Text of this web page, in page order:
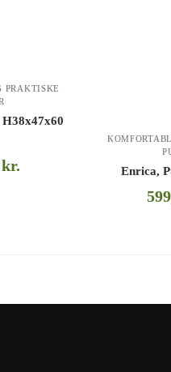
PRAKTISKE
kr. Enrica,